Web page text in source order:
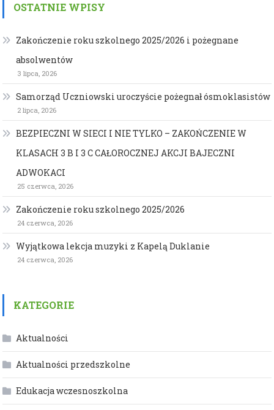
OSTATNIE WPISY
Zakończenie roku szkolnego 2025/2026 i pożegnane
absolwentów
3 lipca, 2026
Samorząd Uczniowski uroczyście pożegnał ósmoklasistów
2 lipca, 2026
BEZPIECZNI W SIECI I NIE TYLKO – ZAKOŃCZENIE W
KLASACH 3 B I 3 C CAŁOROCZNEJ AKCJI BAJECZNI
ADWOKACI
25 czerwca, 2026
Zakończenie roku szkolnego 2025/2026
24 czerwca, 2026
Wyjątkowa lekcja muzyki z Kapelą Duklanie
24 czerwca, 2026
KATEGORIE
Aktualności
Aktualności przedszkolne
Edukacja wczesnoszkolna